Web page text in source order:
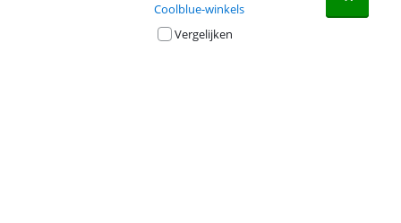
Coolblue-winkels
Vergelijken